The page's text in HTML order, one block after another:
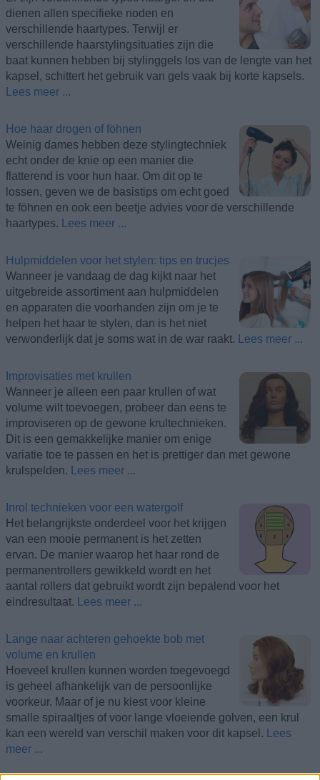
dienen allen specifieke noden en
verschillende haartypes. Terwijl er
verschillende haarstylingsituaties zijn die
baat kunnen hebben bij stylinggels los van de lengte van het
kapsel, schittert het gebruik van gels vaak bij korte kapsels.
Lees meer ...
Hoe haar drogen of föhnen
Weinig dames hebben deze stylingtechniek
echt onder de knie op een manier die
flatterend is voor hun haar. Om dit op te
lossen, geven we de basistips om echt goed
te föhnen en ook een beetje advies voor de verschillende
haartypes.
Lees meer ...
Hulpmiddelen voor het stylen: tips en trucjes
Wanneer je vandaag de dag kijkt naar het
uitgebreide assortiment aan hulpmiddelen
en apparaten die voorhanden zijn om je te
helpen het haar te stylen, dan is het niet
verwonderlijk dat je soms wat in de war raakt.
Lees meer ...
Improvisaties met krullen
Wanneer je alleen een paar krullen of wat
volume wilt toevoegen, probeer dan eens te
improviseren op de gewone krultechnieken.
Dit is een gemakkelijke manier om enige
variatie toe te passen en het is prettiger dan met gewone
krulspelden.
Lees meer ...
Inrol technieken voor een watergolf
Het belangrijkste onderdeel voor het krijgen
van een mooie permanent is het zetten
ervan. De manier waarop het haar rond de
permanentrollers gewikkeld wordt en het
aantal rollers dat gebruikt wordt zijn bepalend voor het
eindresultaat.
Lees meer ...
Lange naar achteren gehoekte bob met
volume en krullen
Hoeveel krullen kunnen worden toegevoegd
is geheel afhankelijk van de persoonlijke
voorkeur. Maar of je nu kiest voor kleine
smalle spiraaltjes of voor lange vloeiende golven, een krul
kan een wereld van verschil maken voor dit kapsel.
Lees
meer ...